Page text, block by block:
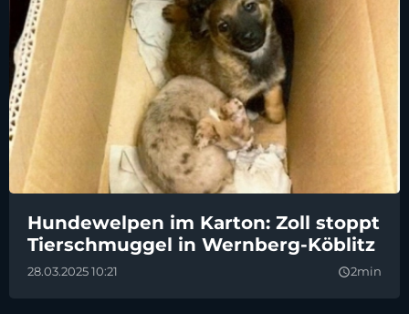
Hundewelpen im Karton: Zoll stoppt
Tierschmuggel in Wernberg-Köblitz
28.03.2025 10:21 query_builder2min